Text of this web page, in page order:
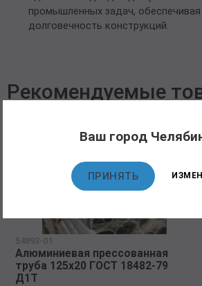
промышленных задач,
долговечность конструкций.
Рекомендуемые
54893-01
Алюминиевая прессованная
труба 125х20 ГОСТ 18482-79
Д1Т
Ваш город
ПРИНЯТЬ